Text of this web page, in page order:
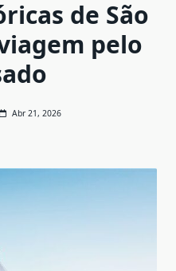
de São
pelo
Abr 21, 2026